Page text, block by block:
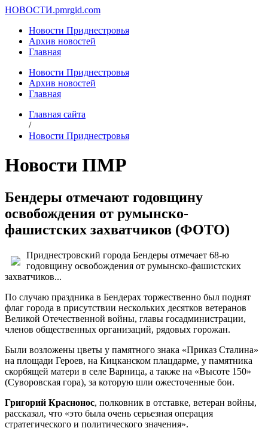
НОВОСТИ.pmrgid.com
Новости Приднестровья
Архив новостей
Главная
Новости Приднестровья
Архив новостей
Главная
Главная сайта
/
Новости Приднестровья
Новости ПМР
Бендеры отмечают годовщину
освобождения от румынско-
фашистских захватчиков (ФОТО)
Приднестровский города Бендеры отмечает 68-ю
годовщину освобождения от румынско-фашистских
захватчиков...
По случаю праздника в Бендерах торжественно был поднят
флаг города в присутствии нескольких десятков ветеранов
Великой Отечественной войны, главы госадминистрации,
членов общественных организаций, рядовых горожан.
Были возложены цветы у памятного знака «Приказ Сталина»
на площади Героев, на Кицканском плацдарме, у памятника
скорбящей матери в селе Варница, а также на «Высоте 150»
(Суворовская гора), за которую шли ожесточенные бои.
Григорий Краснонос, полковник в отставке, ветеран войны,
рассказал, что «это была очень серьезная операция
стратегического и политического значения».